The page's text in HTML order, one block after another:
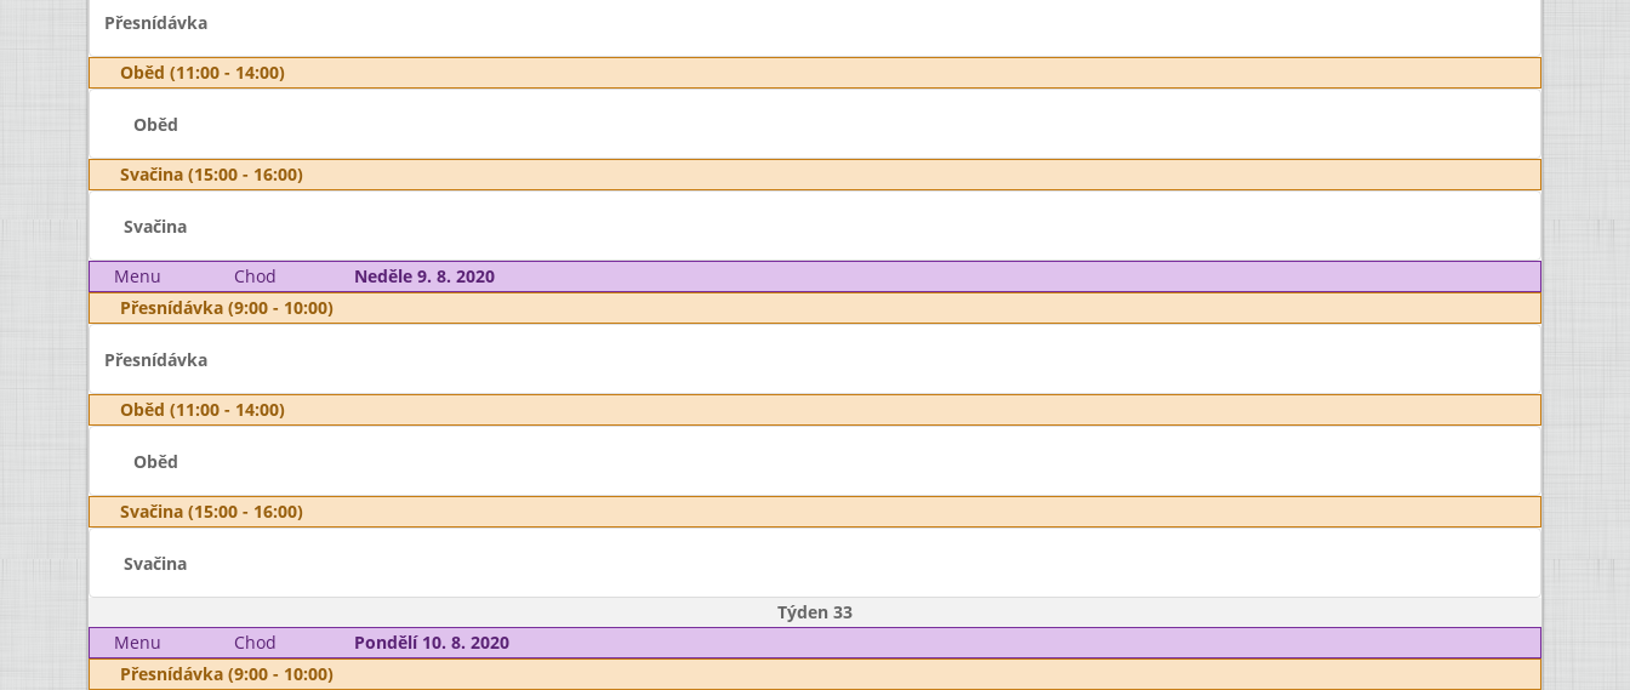
Přesnídávka
Oběd (11:00 - 14:00)
Oběd
Svačina (15:00 - 16:00)
Svačina
Menu Chod
Neděle 9. 8. 2020
Přesnídávka (9:00 - 10:00)
Přesnídávka
Oběd (11:00 - 14:00)
Oběd
Svačina (15:00 - 16:00)
Svačina
Týden 33
Menu
Chod
Pondělí 10. 8. 2020
Přesnídávka (9:00 - 10:00)